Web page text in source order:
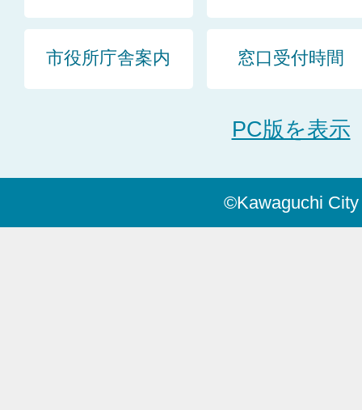
市役所庁舎案内 窓口受付時間
PC版を表示
©Kawaguchi City